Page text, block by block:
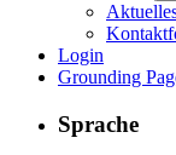
Login
Grounding
Sprache